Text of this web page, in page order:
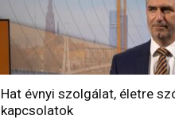
Hat évnyi szolgálat, életre
kapcsolatok